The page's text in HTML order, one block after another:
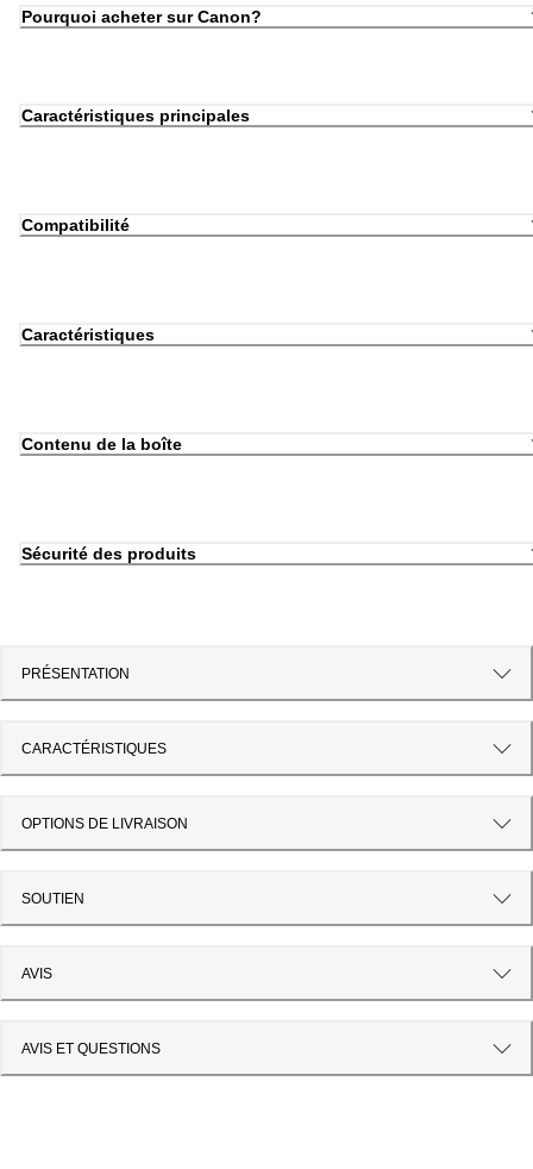
Pourquoi acheter sur Canon?
Caractéristiques principales
Compatibilité
Caractéristiques
Contenu de la boîte
Sécurité des produits
PRÉSENTATION
CARACTÉRISTIQUES
OPTIONS DE LIVRAISON
SOUTIEN
AVIS
AVIS ET QUESTIONS